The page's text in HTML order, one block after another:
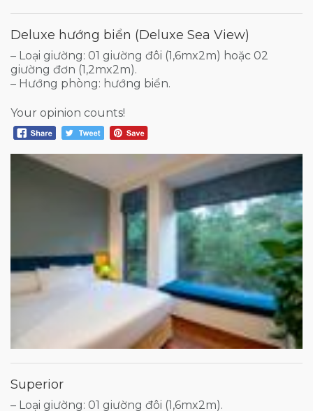
Deluxe hướng biển (Deluxe Sea View)
– Loại giường: 01 giường đôi (1,6mx2m) hoặc 02
giường đơn (1,2mx2m).
– Hướng phòng: hướng biển.
Your opinion counts!
Superior
– Loại giường: 01 giường đôi (1,6mx2m).